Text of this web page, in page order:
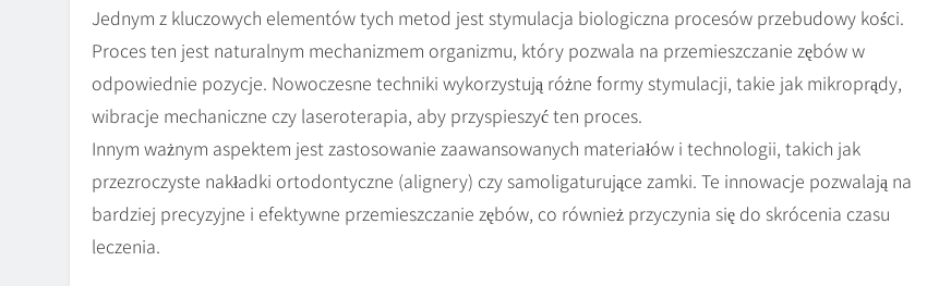
Jednym z kluczowych elementów tych metod jest stymulacja biologiczna procesów przebudowy kości.
Proces ten jest naturalnym mechanizmem organizmu, który pozwala na przemieszczanie zębów w
odpowiednie pozycje. Nowoczesne techniki wykorzystują różne formy stymulacji, takie jak mikroprądy,
wibracje mechaniczne czy laseroterapia, aby przyspieszyć ten proces.
Innym ważnym aspektem jest zastosowanie zaawansowanych materiałów i technologii, takich jak
przezroczyste nakładki ortodontyczne (alignery) czy samoligaturujące zamki. Te innowacje pozwalają na
bardziej precyzyjne i efektywne przemieszczanie zębów, co również przyczynia się do skrócenia czasu
leczenia.